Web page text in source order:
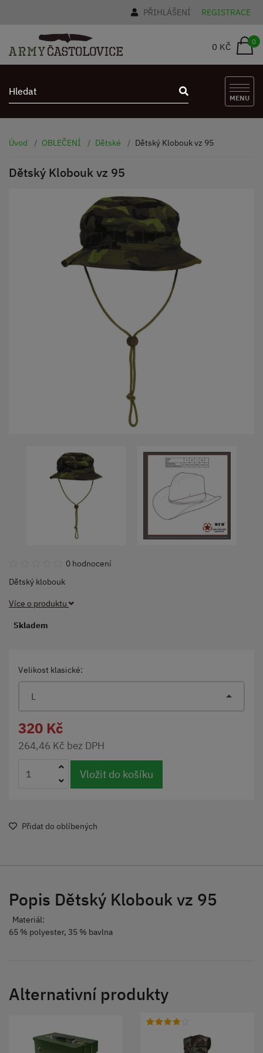
PŘIHLÁŠENÍ REGISTRACE
0 KČ 0
MENU
Úvod OBLEČENÍ Dětské Dětský Klobouk vz 95
Dětský Klobouk vz 95
0 hodnocení
Dětský klobouk
Více o produktu
Skladem
Velikost klasické:
L
320 Kč
264,46 Kč bez DPH
Vložit do košíku
Přidat do oblíbených
Popis Dětský Klobouk vz 95
Materiál:
65 % polyester, 35 % bavlna
Alternativní produkty